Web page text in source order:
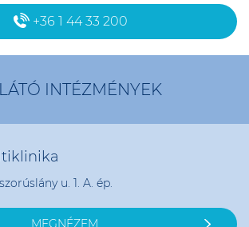
+36 1 44 33 200
INTÉZMÉNYEK
u. 1. A. ép.
MEGNÉZEM